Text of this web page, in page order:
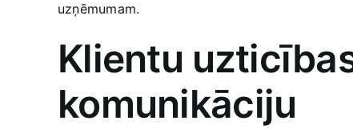
uzņēmumam.
Klientu⁤
komunikāciju